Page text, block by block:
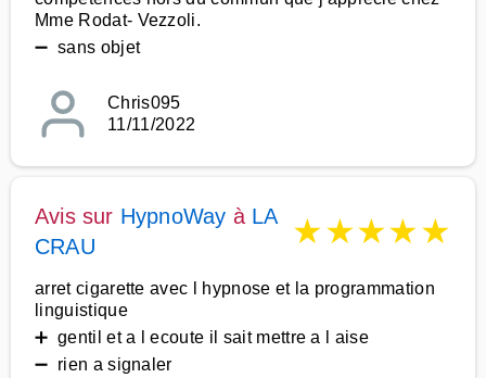
Mme Rodat- Vezzoli.
➖ sans objet
Chris095
11/11/2022
Avis sur HypnoWay à LA
CRAU
★★★★★
arret cigarette avec l hypnose et la programmation
linguistique
➕ gentil et a l ecoute il sait mettre a l aise
➖ rien a signaler